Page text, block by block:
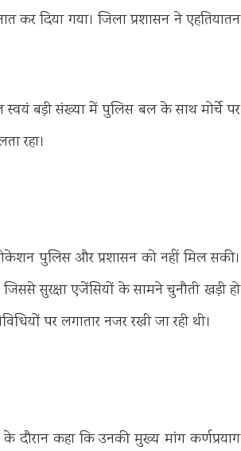
कर दिया गया। जिला प्रशासन ने एहतियातन
स्वयं बड़ी संख्या में पुलिस बल के साथ मोर्चे पर
रहा।
पुलिस और प्रशासन को नहीं मिल सकी।
सुरक्षा एजेंसियों के सामने चुनौती खड़ी हो
पर लगातार नजर रखी जा रही थी।
दौरान कहा कि उनकी मुख्य मांग कर्णप्रयाग